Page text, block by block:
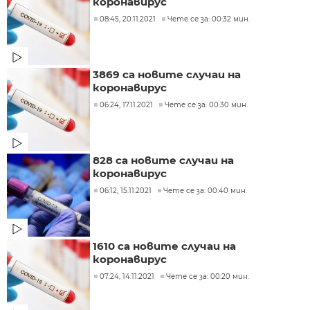
08:45, 20.11.2021 Чете се за: 00:32 мин.
3869 са новите случаи на
коронавирус
06:24, 17.11.2021 Чете се за: 00:30 мин.
828 са новите случаи на
коронавирус
06:12, 15.11.2021 Чете се за: 00:40 мин.
1610 са новите случаи на
коронавирус
07:24, 14.11.2021 Чете се за: 00:20 мин.